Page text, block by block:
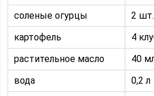
соленые огурцы
2 шт.
картофель
4
растительное масло
40
вода
0,2 л